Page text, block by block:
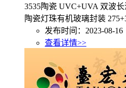
3535陶瓷 UVC+UVA 双波
陶瓷灯珠有机玻璃封装
发布时间：2023-08-16
查看详情>>